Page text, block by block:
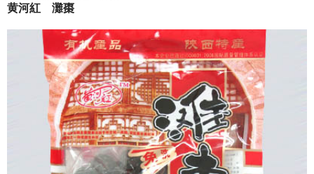
人気のアイテム
商品ジャンル別
冷凍 肉類＆点心
冷蔵 惣菜＆食品
調味料
黄河紅 灘棗